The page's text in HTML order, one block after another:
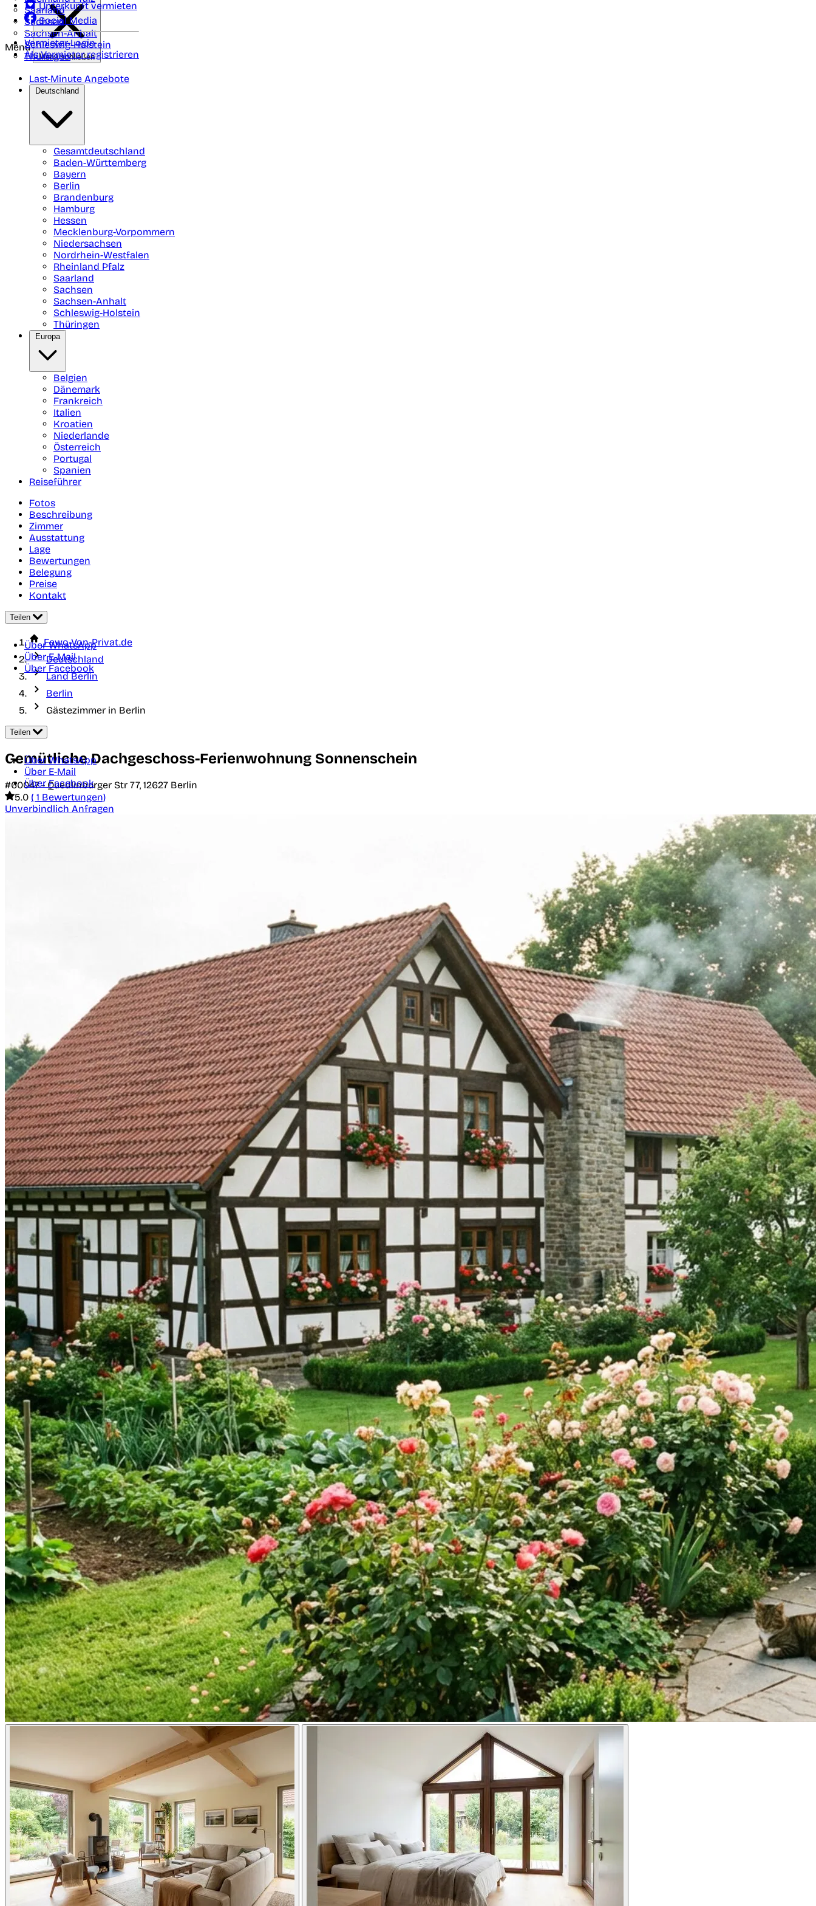
Saarland
Sachsen
Sachsen-Anhalt
Schleswig-Holstein
Thüringen
Unterkunft vermieten
Social Media
Vermieter-Login
Als Vermieter registrieren
Menü
Menü schließen
Last-Minute Angebote
Deutschland
Gesamtdeutschland
Baden-Württemberg
Bayern
Berlin
Brandenburg
Hamburg
Hessen
Mecklenburg-Vorpommern
Niedersachsen
Nordrhein-Westfalen
Rheinland Pfalz
Saarland
Sachsen
Sachsen-Anhalt
Schleswig-Holstein
Thüringen
Europa
Belgien
Dänemark
Frankreich
Italien
Kroatien
Niederlande
Österreich
Portugal
Spanien
Reiseführer
Fotos
Beschreibung
Zimmer
Ausstattung
Lage
Bewertungen
Belegung
Preise
Kontakt
Teilen
Über WhatsApp
Über E-Mail
Über Facebook
Fewo-Von-Privat.de
Deutschland
Land Berlin
Berlin
Gästezimmer in Berlin
Teilen
Über WhatsApp
Über E-Mail
Über Facebook
Gemütliche Dachgeschoss-Ferienwohnung Sonnenschein
#60047 -Quedlinburger Str 77, 12627 Berlin
5.0 ( 1 Bewertungen)
Unverbindlich Anfragen